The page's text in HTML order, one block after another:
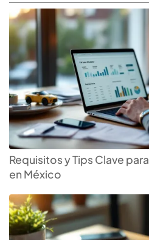
Requisitos y Tips Clave
en México